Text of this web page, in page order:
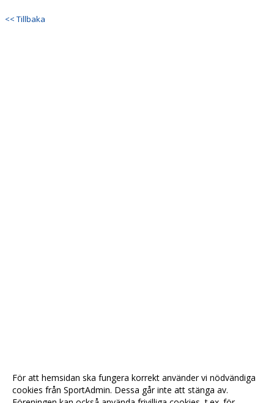
<< Tillbaka
För att hemsidan ska fungera korrekt använder vi nödvändiga
cookies från SportAdmin. Dessa går inte att stänga av.